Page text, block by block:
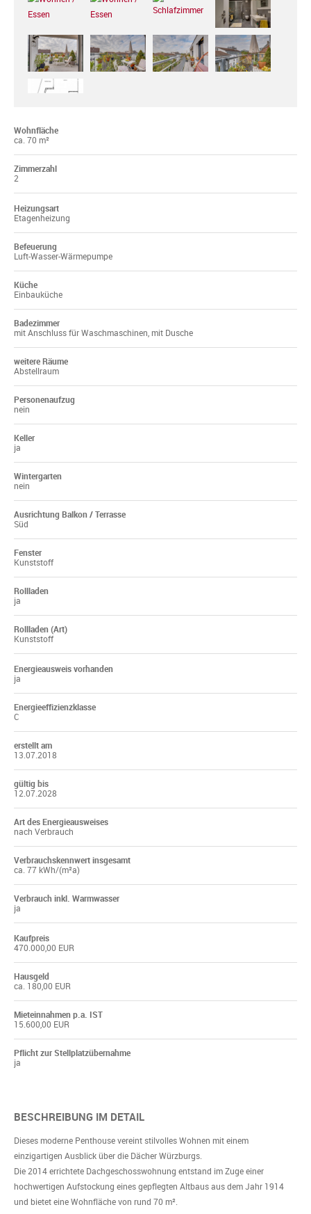
Wohnfläche
ca. 70 m²
Zimmerzahl
2
Heizungsart
Etagenheizung
Befeuerung
Luft-Wasser-Wärmepumpe
Küche
Einbauküche
Badezimmer
mit Anschluss für Waschmaschinen, mit Dusche
weitere Räume
Abstellraum
Personenaufzug
nein
Keller
ja
Wintergarten
nein
Ausrichtung Balkon / Terrasse
Süd
Fenster
Kunststoff
Rollladen
ja
Rollladen (Art)
Kunststoff
Energieausweis vorhanden
ja
Energieeffizienzklasse
C
erstellt am
13.07.2018
gültig bis
12.07.2028
Art des Energieausweises
nach Verbrauch
Verbrauchskennwert insgesamt
ca. 77 kWh/(m²a)
Verbrauch inkl. Warmwasser
ja
Kaufpreis
470.000,00 EUR
Hausgeld
ca. 180,00 EUR
Mieteinnahmen p.a. IST
15.600,00 EUR
Pflicht zur Stellplatzübernahme
ja
BESCHREIBUNG IM DETAIL
Dieses moderne Penthouse vereint stilvolles Wohnen mit einem
einzigartigen Ausblick über die Dächer Würzburgs.
Die 2014 errichtete Dachgeschosswohnung entstand im Zuge einer
hochwertigen Aufstockung eines gepflegten Altbaus aus dem Jahr 1914
und bietet eine Wohnfläche von rund 70 m².